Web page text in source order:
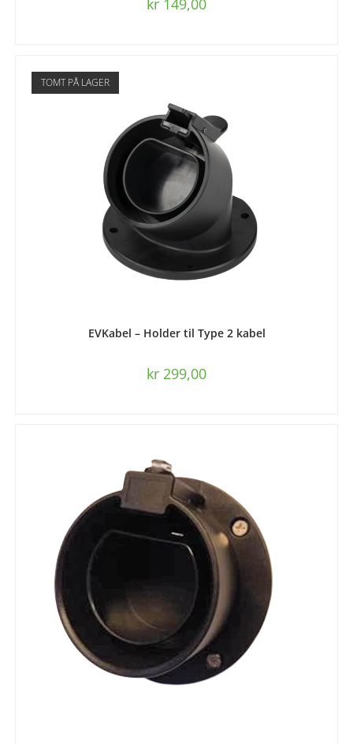
kr 149,00
TOMT PÅ LAGER
EVKabel – Holder til Type 2 kabel
kr 299,00